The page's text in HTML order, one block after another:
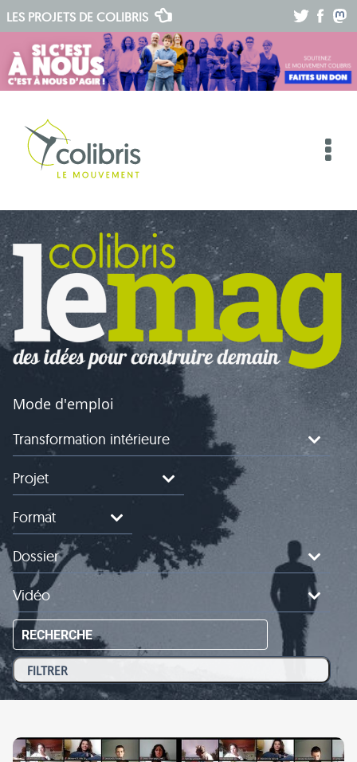
LES PROJETS DE COLIBRIS
Mode d'emploi
Transformation intérieure
Projet
Format
Dossier
Vidéo
RECHERCHE